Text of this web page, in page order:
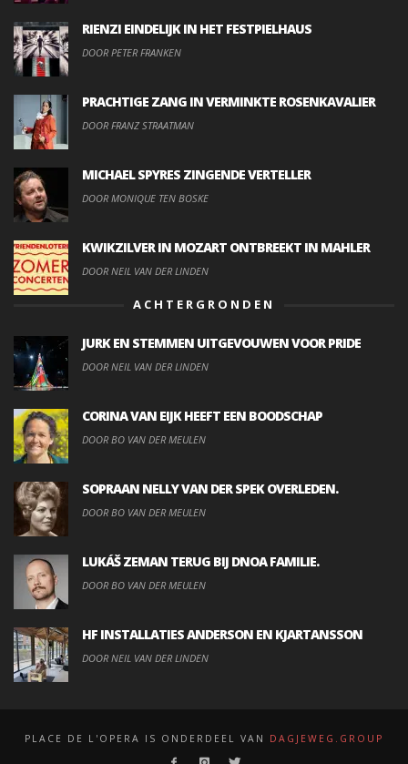
RIENZI EINDELIJK IN HET FESTPIELHAUS
DOOR PETER FRANKEN
PRACHTIGE ZANG IN VERMINKTE ROSENKAVALIER
DOOR FRANZ STRAATMAN
MICHAEL SPYRES ZINGENDE VERTELLER
DOOR MONIQUE TEN BOSKE
KWIKZILVER IN MOZART ONTBREEKT IN MAHLER
DOOR NEIL VAN DER LINDEN
ACHTERGRONDEN
JURK EN STEMMEN UITGEVOUWEN VOOR PRIDE
DOOR NEIL VAN DER LINDEN
CORINA VAN EIJK HEEFT EEN BOODSCHAP
DOOR BO VAN DER MEULEN
SOPRAAN NELLY VAN DER SPEK OVERLEDEN.
DOOR BO VAN DER MEULEN
LUKÁŠ ZEMAN TERUG BIJ DNOA FAMILIE.
DOOR BO VAN DER MEULEN
HF INSTALLATIES ANDERSON EN KJARTANSSON
DOOR NEIL VAN DER LINDEN
PLACE DE L'OPERA IS ONDERDEEL VAN DAGJEWEG.GROUP